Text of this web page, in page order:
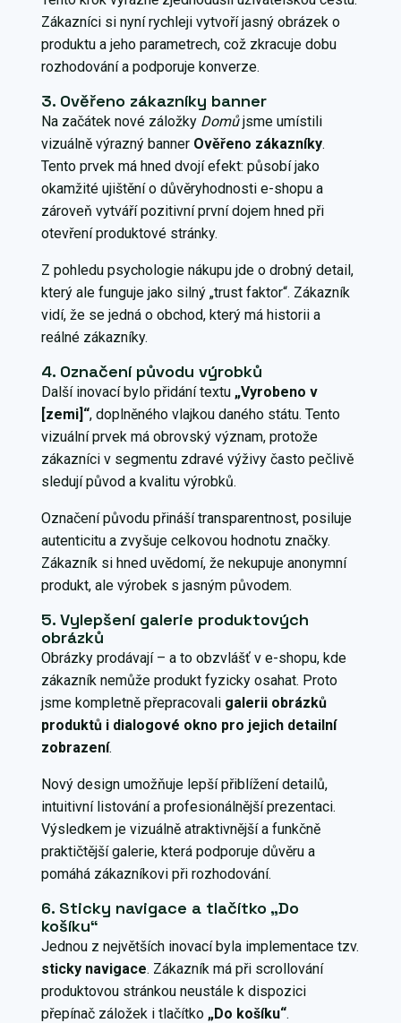
Zákazníci si nyní rychleji vytvoří jasný obrázek o
produktu a jeho parametrech, což zkracuje dobu
rozhodování a podporuje konverze.
3. Ověřeno zákazníky banner
Na začátek nové záložky Domůjsme umístili
vizuálně výrazný banner Ověřeno zákazníky.
Tento prvek má hned dvojí efekt: působí jako
okamžité ujištění o důvěryhodnosti e-shopu a
zároveň vytváří pozitivní první dojem hned při
otevření produktové stránky.
Z pohledu psychologie nákupu jde o drobný detail,
který ale funguje jako silný „trust faktor“. Zákazník
vidí, že se jedná o obchod, který má historii a
reálné zákazníky.
4. Označení původu výrobků
Další inovací bylo přidání textu „Vyrobeno v
[zemi]“, doplněného vlajkou daného státu. Tento
vizuální prvek má obrovský význam, protože
zákazníci v segmentu zdravé výživy často pečlivě
sledují původ a kvalitu výrobků.
Označení původu přináší transparentnost, posiluje
autenticitu a zvyšuje celkovou hodnotu značky.
Zákazník si hned uvědomí, že nekupuje anonymní
produkt, ale výrobek s jasným původem.
5. Vylepšení galerie produktových
obrázků
Obrázky prodávají – a to obzvlášť v e-shopu, kde
zákazník nemůže produkt fyzicky osahat. Proto
jsme kompletně přepracovali galerii obrázků
produktů i dialogové okno pro jejich detailní
zobrazení.
Nový design umožňuje lepší přiblížení detailů,
intuitivní listování a profesionálnější prezentaci.
Výsledkem je vizuálně atraktivnější a funkčně
praktičtější galerie, která podporuje důvěru a
pomáhá zákazníkovi při rozhodování.
6. Sticky navigace a tlačítko „Do
košíku“
Jednou z největších inovací byla implementace tzv.
sticky navigace. Zákazník má při scrollování
produktovou stránkou neustále k dispozici
přepínač záložek i tlačítko „Do košíku“.